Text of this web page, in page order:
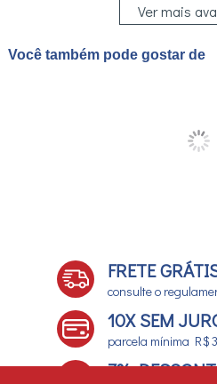
Ver mais
Você também pode gostar de
FRETE
consulte o
10X SEM
parcela mínima R$
7%